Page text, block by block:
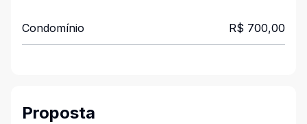
Condomínio R$ 700,00
Proposta